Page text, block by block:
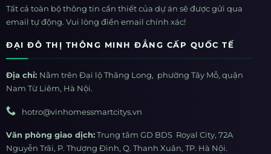
Tất cả toàn bộ thông tin cần thiết của dự án sẽ được gửi qua
email tự động. Vui lòng điền email chính xác!
ĐẠI ĐÔ THỊ THÔNG MINH ĐẲNG CẤP QUỐC TẾ
Địa chỉ: Nằm trên Đại lộ Thăng Long, phường Tây Mỗ, quận
Nam Từ Liêm, Hà Nội.
hotro@vinhomessmartcitys.vn
Văn phòng giao dịch:Trung tâm GD BDS Royal City, 72A
Nguyễn Trãi, P. Thượng Đình, Q. Thanh Xuân, TP. Hà Nội.